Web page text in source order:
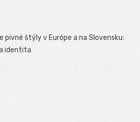
pivné štýly v Európe a na Slovensku:
identita